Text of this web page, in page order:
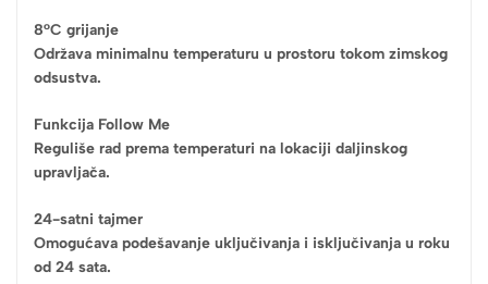
8°C grijanje
Održava minimalnu temperaturu u prostoru tokom zimskog
odsustva.
Funkcija Follow Me
Reguliše rad prema temperaturi na lokaciji daljinskog
upravljača.
24-satni tajmer
Omogućava podešavanje uključivanja i isključivanja u roku
od 24 sata.